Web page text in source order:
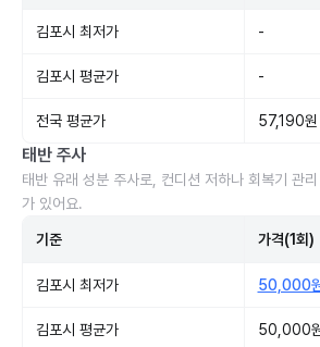
김포시 최저가 -
김포시 평균가 -
전국 평균가 57,190원
태반 주사
태반 유래 성분 주사로, 컨디션 저하나 회복기 관
가 있어요.
기준 가격(1회)
김포시 최저가 50,000
김포시 평균가 50,000